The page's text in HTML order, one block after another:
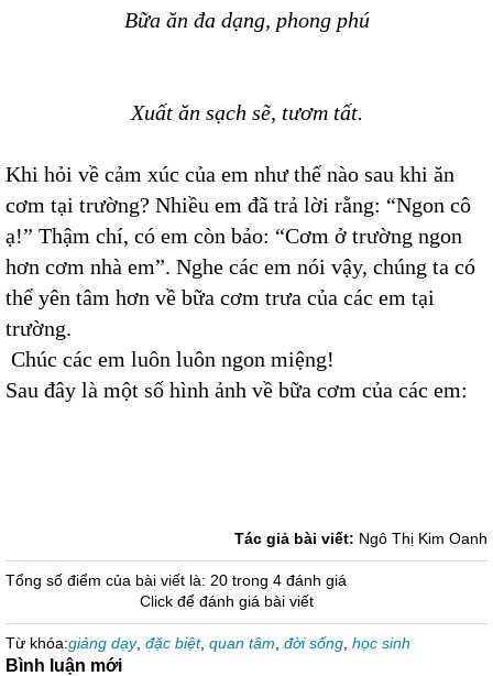
Bữa ăn đa dạng, phong phú
Xuất ăn sạch sẽ, tươm tất.
Khi hỏi về cảm xúc của em như thế nào sau khi ăn
cơm tại trường? Nhiều em đã trả lời rằng: “Ngon cô
ạ!” Thậm chí, có em còn bảo: “Cơm ở trường ngon
hơn cơm nhà em”. Nghe các em nói vậy, chúng ta có
thể yên tâm hơn về bữa cơm trưa của các em tại
trường.
Chúc các em luôn luôn ngon miệng!
Sau đây là một số hình ảnh về bữa cơm của các em:
Tác giả bài viết: Ngô Thị Kim Oanh
Tổng số điểm của bài viết là: 20 trong 4 đánh giá
Click để đánh giá bài viết
Từ khóa:giảng dạy, đặc biệt, quan tâm đời sống học sinh
Bình luận mới